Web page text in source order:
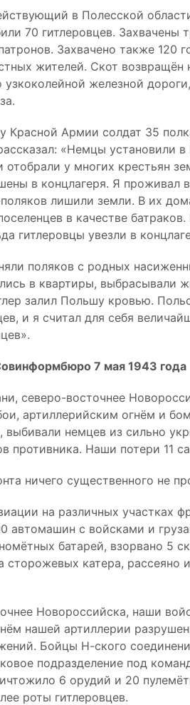
в Полесской
70 гитлеровцев.
Захвачено также 120
жителей. Скот возвращён
узкоколейной железной
Красной Армии солдат 35
«Немцы установили
отобрали у многих крестьян
в концлагеря. Я проживал
лишили земли. В их
в качестве
гитлеровцы увезли в
поляков с родных
в квартиры, выбрасывали
залил Польшу кровью.
и я считал для себя
7 мая 1943 года
северо-восточнее
артиллерийским огнём и
выбивали немцев из сильно
противника. Наши потери 11
ничего существенного не
на различных участках
автомашин с войсками и
батарей, взорвано 5
сторожевых катера, рассеяно
Новороссийска, наши
нашей артиллерии
Бойцы Н-ского
подразделение под
6 орудий и 20
роты гитлеровцев.